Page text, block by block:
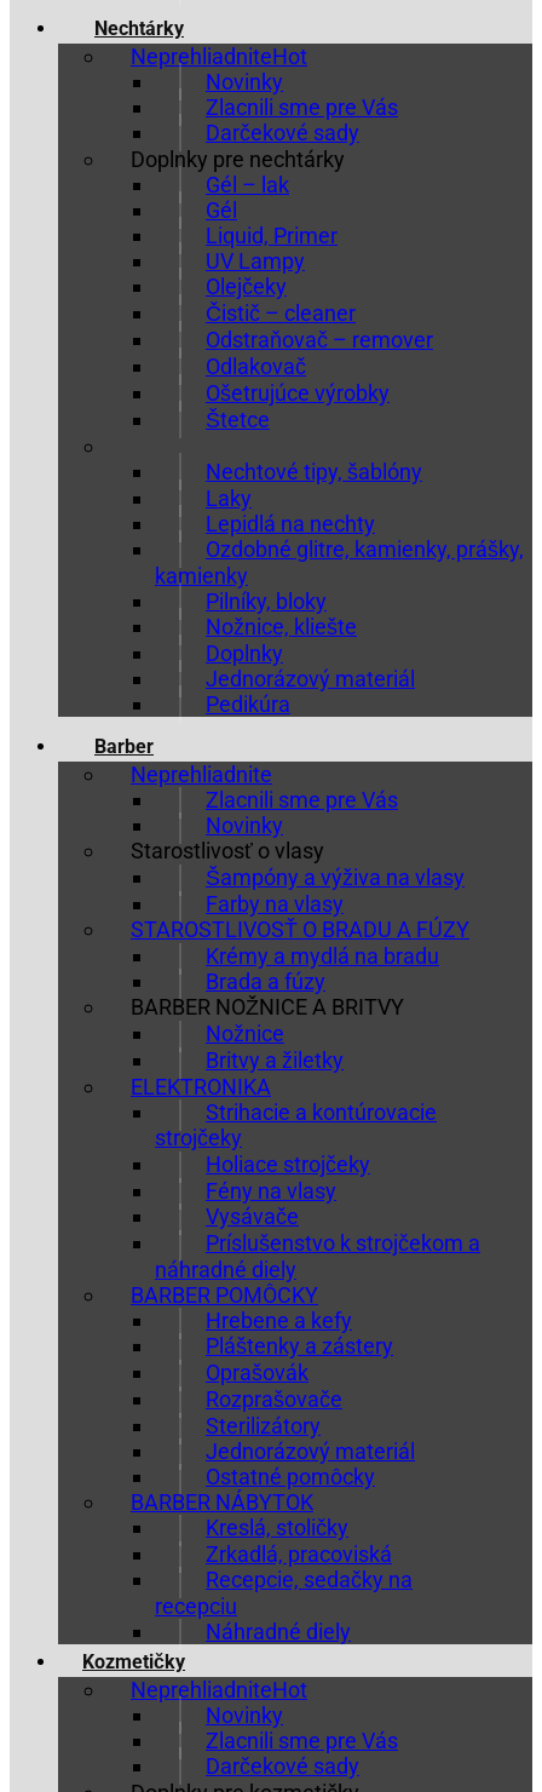
Nechtárky
Neprehliadnite
Novinky
Zlacnili sme pre Vás
Darčekové sady
Doplnky pre nechtárky
Gél – lak
Gél
Liquid, Primer
UV Lampy
Olejčeky
Čistič – cleaner
Odstraňovač – remover
Odlakovač
Ošetrujúce výrobky
Štetce
Nechtové tipy, šablóny
Laky
Lepidlá na nechty
Ozdobné glitre, kamienky, prášky,
kamienky
Pilníky, bloky
Nožnice, kliešte
Doplnky
Jednorázový materiál
Pedikúra
Barber
Neprehliadnite
Zlacnili sme pre Vás
Novinky
Starostlivosť o vlasy
Šampóny a výživa na vlasy
Farby na vlasy
STAROSTLIVOSŤ O BRADU A FÚZY
Krémy a mydlá na bradu
Brada a fúzy
BARBER NOŽNICE A BRITVY
Nožnice
Britvy a žiletky
ELEKTRONIKA
Strihacie a kontúrovacie
strojčeky
Holiace strojčeky
Fény na vlasy
Vysávače
Príslušenstvo k strojčekom a
náhradné diely
BARBER POMÔCKY
Hrebene a kefy
Pláštenky a zástery
Oprašovák
Rozprašovače
Sterilizátory
Jednorázový materiál
Ostatné pomôcky
BARBER NÁBYTOK
Kreslá, stoličky
Zrkadlá, pracoviská
Recepcie, sedačky na
recepciu
Náhradné diely
Kozmetičky
Neprehliadnite
Novinky
Zlacnili sme pre Vás
Darčekové sady